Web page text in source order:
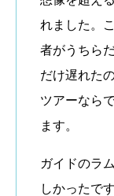
れました。
者がうちら
だけ遅れた
ツアーなら
ます。
ガイドのラ
しかったで